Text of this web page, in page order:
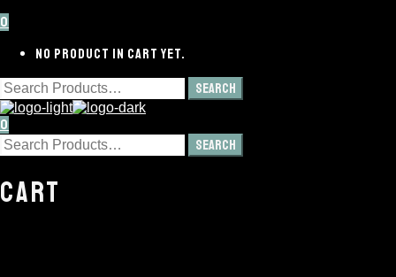
0
NO PRODUCT IN CART YET.
0
CART